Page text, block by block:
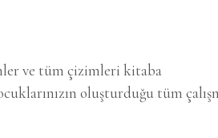
ve tüm çizimleri kitaba
oluşturduğu tüm